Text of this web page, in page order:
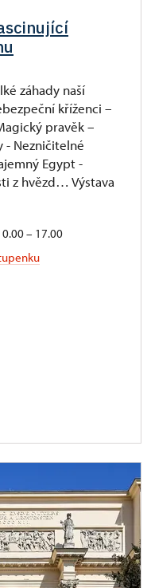
záhady naší
kříženci –
pravěk –
- Nezničitelné
Egypt -
z hvězd… Výstava
– 17.00